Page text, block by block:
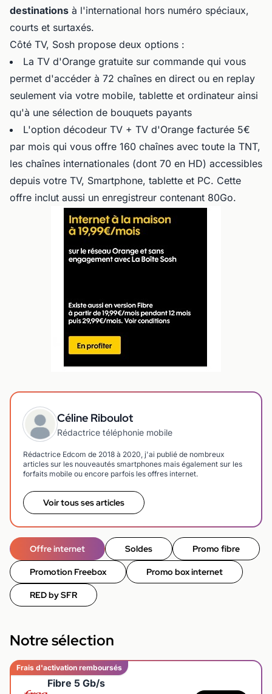
destinations à l'international hors numéro spéciaux,
courts et surtaxés.
Côté TV, Sosh propose deux options :
La TV d'Orange gratuite sur commande qui vous
permet d'accéder à 72 chaînes en direct ou en replay
seulement via votre mobile, tablette et ordinateur ainsi
qu'à une sélection de bouquets payants
L'option décodeur TV + TV d'Orange facturée 5€
par mois qui vous offre 160 chaînes avec toute la TNT,
les chaînes internationales (dont 70 en HD) accessibles
depuis votre TV, Smartphone, tablette et PC. Cette
offre inclut aussi un enregistreur contenant 80Go.
Céline Riboulot
Rédactrice téléphonie mobile
Rédactrice Edcom de 2018 à 2020, j'ai publié de nombreux
articles sur les nouveautés smartphones mais également sur les
forfaits mobile ou encore parfois les offres internet.
Voir tous ses articles
Offre internet Soldes Promo fibre
Promotion Freebox Promo box internet
RED by SFR
Notre sélection
Frais d'activation remboursés
Fibre 5 Gb/s